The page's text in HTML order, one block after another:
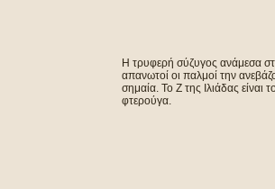
Η τρυφερή σύζυγος ανάμεσα
απανωτοί οι παλμοί την
σημαία. Το Ζ της Ιλιάδας
φτερούγα.